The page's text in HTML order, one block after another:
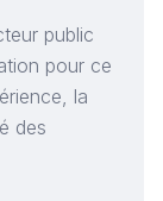
public
pour ce
la
des